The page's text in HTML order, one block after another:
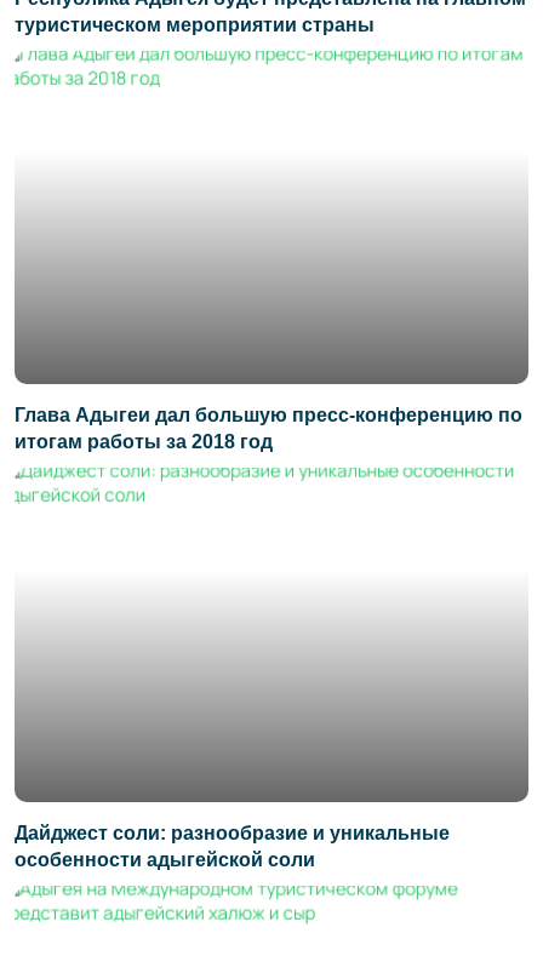
туристическом мероприятии страны
Глава Адыгеи дал большую пресс-конференцию по
итогам работы за 2018 год
Дайджест соли: разнообразие и уникальные
особенности адыгейской соли